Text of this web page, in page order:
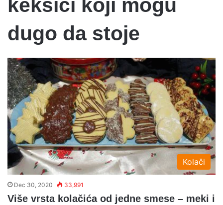
keksici koji mogu
dugo da stoje
Kolači
Dec 30, 2020 33,991
Više vrsta kolačića od jedne smese – meki i